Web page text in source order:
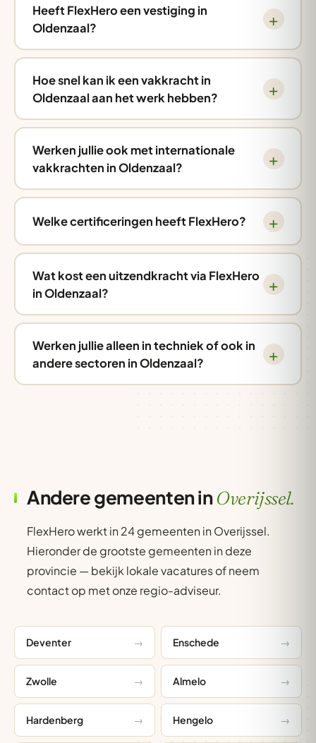
Heeft FlexHero een vestiging in
Oldenzaal?
Hoe snel kan ik een vakkracht in
Oldenzaal aan het werk hebben?
Werken jullie ook met internationale
vakkrachten in Oldenzaal?
Welke certificeringen heeft FlexHero?
Wat kost een uitzendkracht via FlexHero
in Oldenzaal?
Werken jullie alleen in techniek of ook in
andere sectoren in Oldenzaal?
Andere gemeenten inOverijssel.
FlexHero werkt in 24 gemeenten in Overijssel.
Hieronder de grootste gemeenten in deze
provincie — bekijk lokale vacatures of neem
contact op met onze regio-adviseur.
Deventer Enschede
Zwolle Almelo
Hardenberg Hengelo